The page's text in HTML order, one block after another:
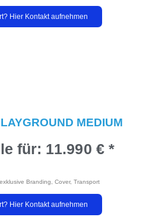
Hier Kontakt aufnehmen
MEDIUM
für: 11.990 € *
Branding, Cover, Transport
Hier Kontakt aufnehmen